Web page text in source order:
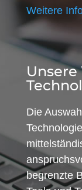
Weitere
Die
begrenzte